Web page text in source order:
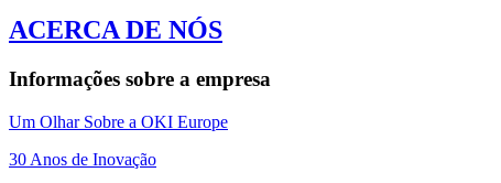
ACERCA DE NÓS
Informações sobre a empresa
Um Olhar Sobre a OKI Europe
30 Anos de Inovação